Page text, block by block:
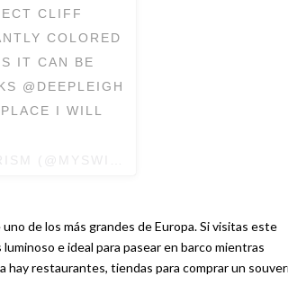
CLIFF
COLORED
IT CAN BE
@DEEPLEIGH
I WILL
de los más grandes de Europa. Si visitas este
e ideal para pasear en barco mientras
hay restaurantes, tiendas para comprar un